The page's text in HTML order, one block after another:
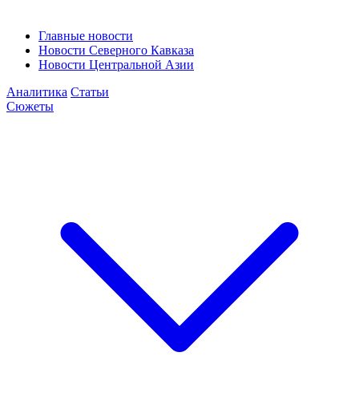
Главные новости
Новости Северного Кавказа
Новости Центральной Азии
Аналитика Статьи
Сюжеты